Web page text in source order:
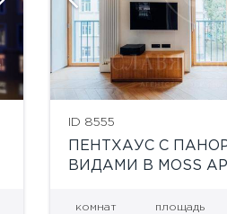
ID 8555
ПЕНТХАУС С
ВИДАМИ В MOSS
комнат площадь